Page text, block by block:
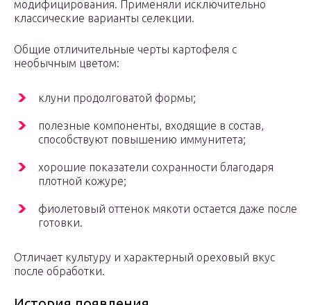
модифицирования. Применяли исключительно
классические варианты селекции.
Общие отличительные черты картофеля с
необычным цветом:
клуни продолговатой формы;
полезные компоненты, входящие в состав,
способствуют повышению иммунитета;
хорошие показатели сохранности благодаря
плотной кожуре;
фиолетовый оттенок мякоти остается даже после
готовки.
Отличает культуру и характерный ореховый вкус
после обработки.